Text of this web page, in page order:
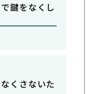
鍵をなくし
くさないた